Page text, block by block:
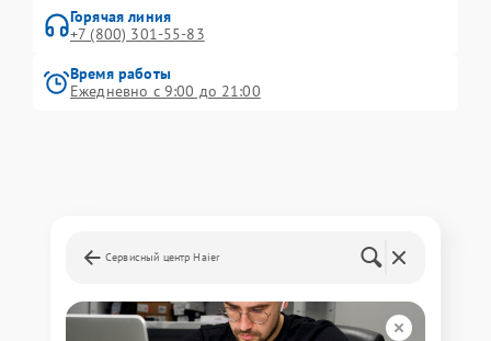
Горячая линия
+7 (800) 301-55-83
Время работы
Ежедневно с 9:00 до 21:00
Сервисный центр Haier